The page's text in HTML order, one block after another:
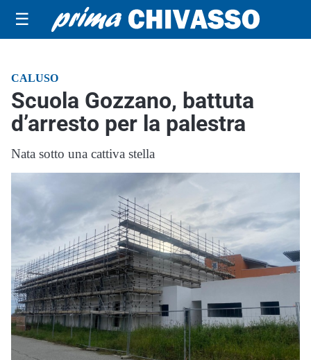
☰
CALUSO
Scuola Gozzano, battuta
d’arresto per la palestra
Nata sotto una cattiva stella